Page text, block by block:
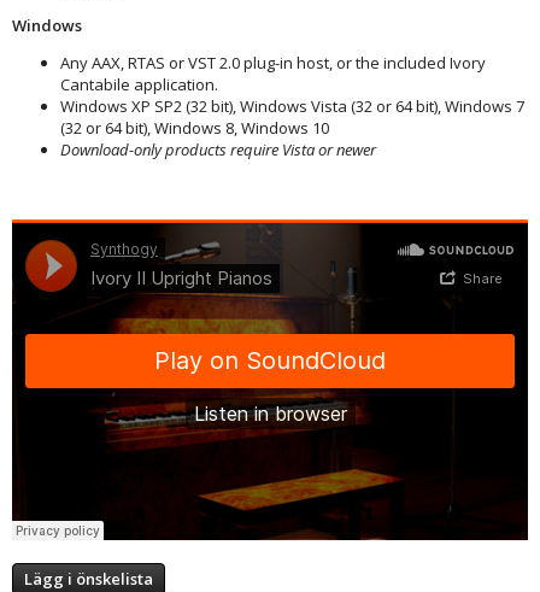
Windows
Any AAX, RTAS or VST 2.0 plug-in host, or the included Ivory
Cantabile application.
Windows XP SP2 (32 bit), Windows Vista (32 or 64 bit), Windows 7
(32 or 64 bit), Windows 8, Windows 10
Download-only products require Vista or newer
Lägg i önskelista